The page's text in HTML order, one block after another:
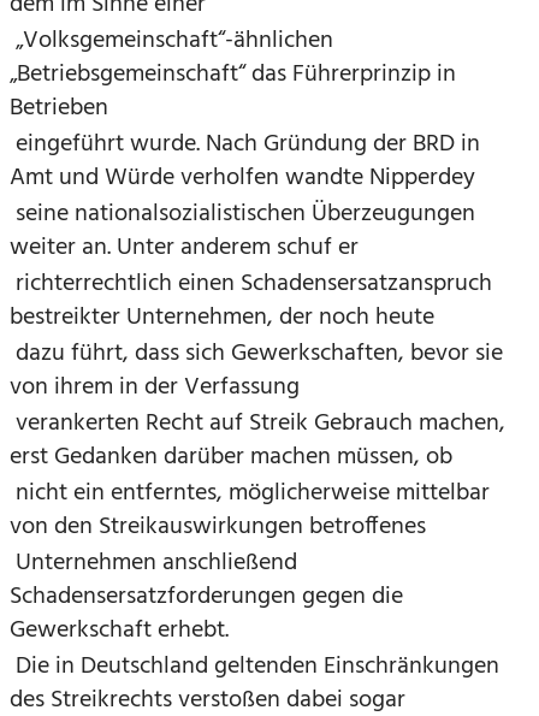
„Volksgemeinschaft“-ähnlichen
„Betriebsgemeinschaft“ das Führerprinzip in
Betrieben
eingeführt wurde. Nach Gründung der BRD in
Amt und Würde verholfen wandte Nipperdey
seine nationalsozialistischen Überzeugungen
weiter an. Unter anderem schuf er
richterrechtlich einen Schadensersatzanspruch
bestreikter Unternehmen, der noch heute
dazu führt, dass sich Gewerkschaften, bevor sie
von ihrem in der Verfassung
verankerten Recht auf Streik Gebrauch machen,
erst Gedanken darüber machen müssen, ob
nicht ein entferntes, möglicherweise mittelbar
von den Streikauswirkungen betroffenes
Unternehmen anschließend
Schadensersatzforderungen gegen die
Gewerkschaft erhebt.
Die in Deutschland geltenden Einschränkungen
des Streikrechts verstoßen dabei sogar